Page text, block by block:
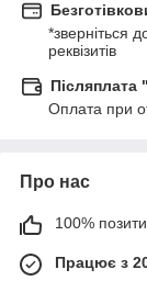
*зверніться
реквізитів
Післяплата
Оплата при
Про нас
100%
Працює з